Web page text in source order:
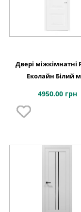
Двері міжкімнатні
Еколайн Білий
4950.00 грн